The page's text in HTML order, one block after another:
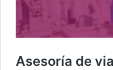
Asesoría de